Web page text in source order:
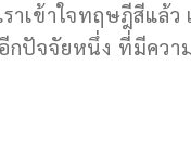
เข้าใจทฤษฎีสีแล้ว
กปัจจัยหนึ่ง ที่มีควา